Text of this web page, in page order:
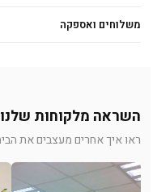
משלוחים ואספקה
השראה מלקוחות שלנו
ראו איך אחרים מעצבים את